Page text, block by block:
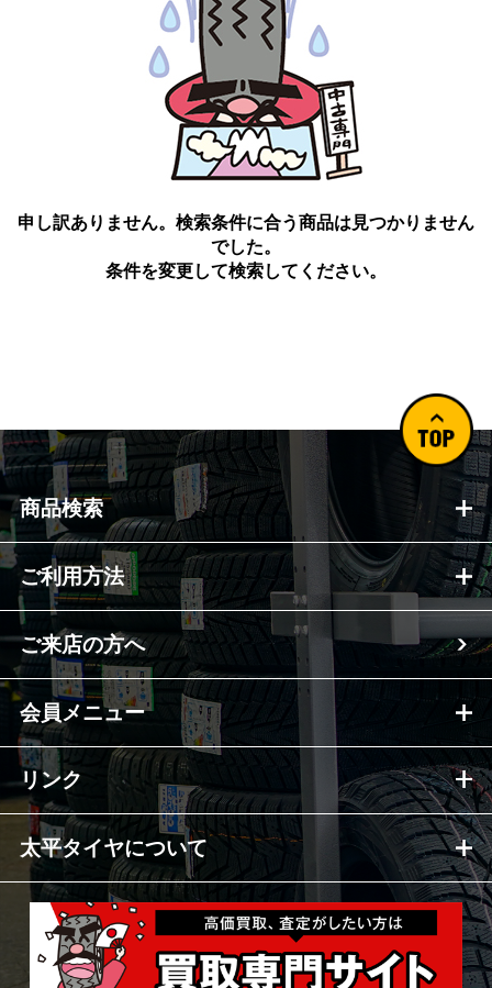
申し訳ありません。検索条件に合う商品は見つかりません
でした。
条件を変更して検索してください。
商品検索
ご利用方法
ご来店の方へ
会員メニュー
リンク
太平タイヤについて